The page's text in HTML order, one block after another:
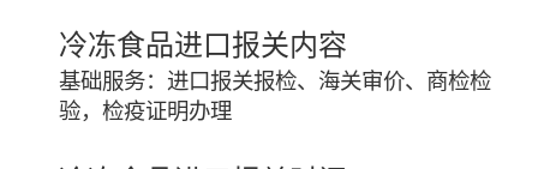
冷冻食品进口报关内容
基础服务：进口报关报检、海关审价、商检检
验，检疫证明办理